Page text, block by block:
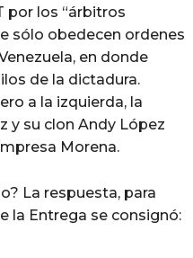
por los “árbitros
sólo obedecen ordenes
en donde
de la dictadura.
a la izquierda, la
y su clon Andy López
Morena.
La respuesta, para
la Entrega se consignó: